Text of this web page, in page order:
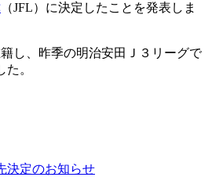
（JFL）に決定したことを発表しま
し、昨季の明治安田Ｊ３リーグで
。
定のお知らせ